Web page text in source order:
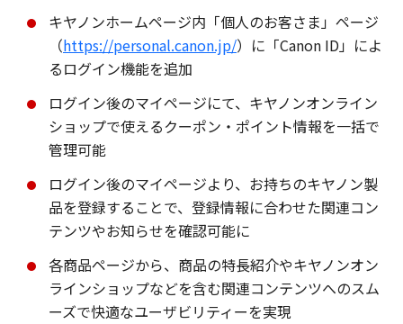
キヤノンホームページ内「個人のお客さま」ページ
（https://personal.canon.jp/）に「Canon ID」によ
るログイン機能を追加
ログイン後のマイページにて、キヤノンオンライン
ショップで使えるクーポン・ポイント情報を一括で
管理可能
ログイン後のマイページより、お持ちのキヤノン製
品を登録することで、登録情報に合わせた関連コン
テンツやお知らせを確認可能に
各商品ページから、商品の特長紹介やキヤノンオン
ラインショップなどを含む関連コンテンツへのスム
ーズで快適なユーザビリティーを実現